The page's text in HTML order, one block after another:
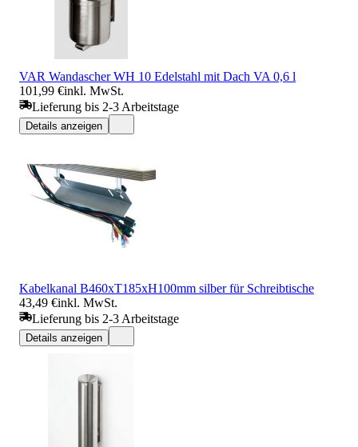
VAR Wandascher WH 10 Edelstahl mit Dach VA 0,6 l
101,99 €inkl. MwSt.
Lieferung bis 2-3 Arbeitstage
Details anzeigen
Kabelkanal B460xT185xH100mm silber für Schreibtische
43,49 €inkl. MwSt.
Lieferung bis 2-3 Arbeitstage
Details anzeigen